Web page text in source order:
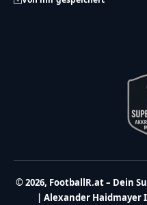
© 2026, FootballR.at – Dein
| Alexander